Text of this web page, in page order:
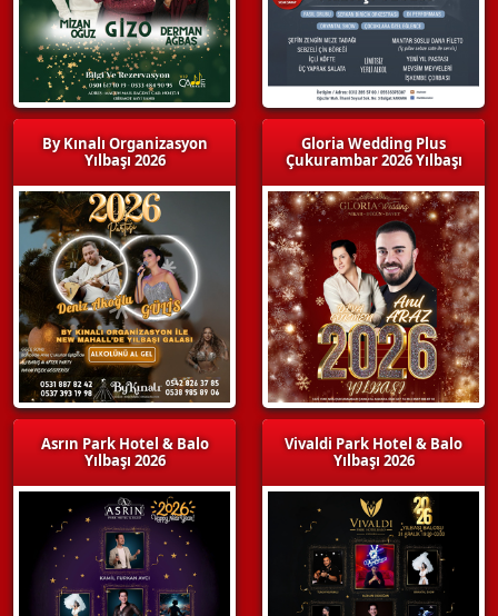
By Kınalı Organizasyon
Yılbaşı 2026
Asrın Park Hotel & Balo
Yılbaşı 2026
Gloria Wedding Plus
Çukurambar 2026 Yılbaşı
Vivaldi Park Hotel & Balo
Yılbaşı 2026